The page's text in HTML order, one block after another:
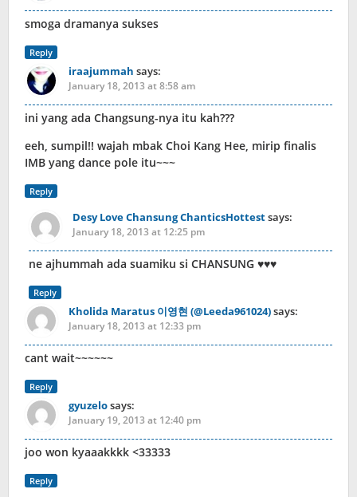
smoga dramanya sukses
Reply
iraajummah says:
January 18, 2013 at 8:58 am
ini yang ada Changsung-nya itu kah???
eeh, sumpil!! wajah mbak Choi Kang Hee, mirip finalis
IMB yang dance pole itu~~~
Reply
Desy Love Chansung ChanticsHottestsays:
January 18, 2013 at 12:25 pm
ne ajhummah ada suamiku si CHANSUNG ♥♥♥
Reply
Kholida Maratus 이영현 (@Leeda961024)says:
January 18, 2013 at 12:33 pm
cant wait~~~~~~
Reply
gyuzelosays:
January 19, 2013 at 12:40 pm
joo won kyaaakkkk <33333
Reply